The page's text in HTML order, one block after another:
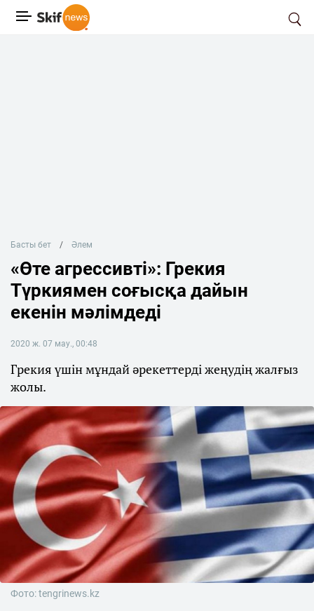
Басты бет Әлем
«Өте агрессивті»: Грекия
Түркиямен соғысқа дайын
екенін мәлімдеді
2020 ж. 07 мау., 00:48
Грекия үшін мұндай әрекеттерді жеңудің жалғыз
жолы.
Фото: tengrinews.kz